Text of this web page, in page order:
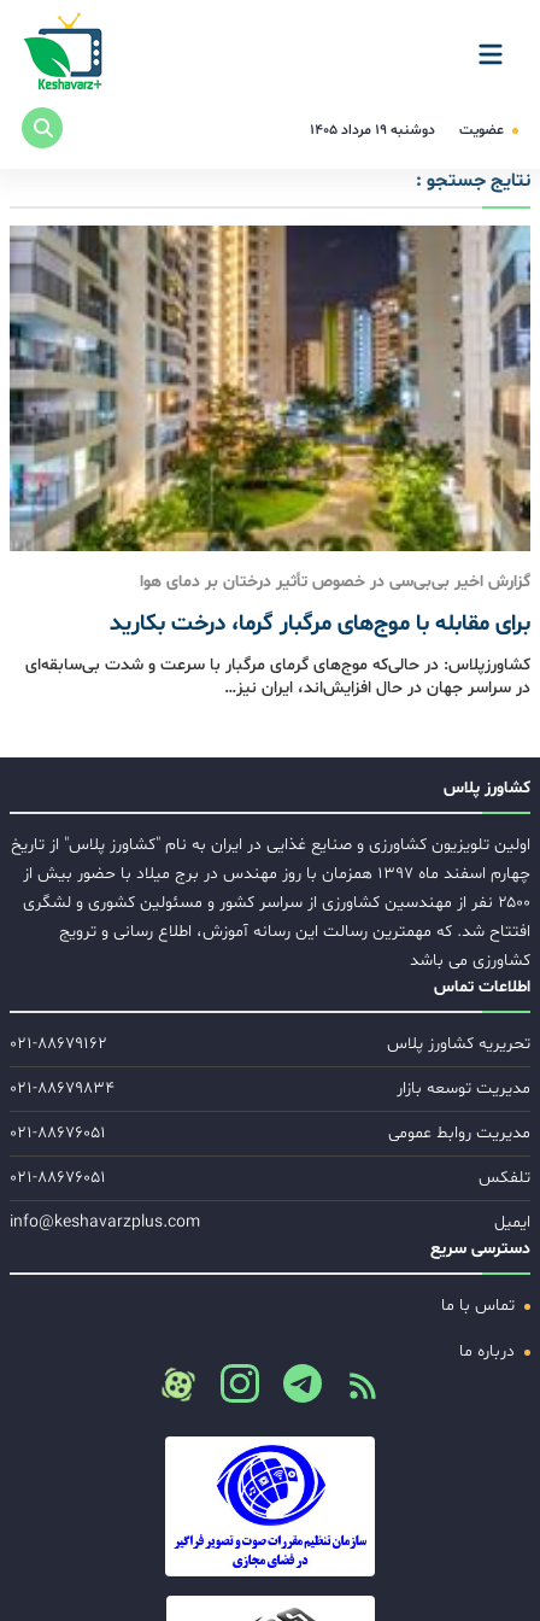
عضویت دوشنبه ۱۹ مرداد ۱۴۰۵
نتایج جستجو :
گزارش اخیر بی‌بی‌سی در خصوص تأثیر درختان بر دمای هوا
برای مقابله با موج‌های مرگبار گرما، درخت بکارید
کشاورزپلاس: در حالی‌که موج‌های گرمای مرگبار با سرعت و شدت بی‌سابقه‌ای
در سراسر جهان در حال افزایش‌اند، ایران نیز…
کشاورز پلاس
اولین تلویزیون کشاورزی و صنایع غذایی در ایران به نام "کشاورز پلاس" از تاریخ
چهارم اسفند ماه ۱۳۹۷ همزمان با روز مهندس در برج میلاد با حضور بیش از
۲۵۰۰ نفر از مهندسین کشاورزی از سراسر کشور و مسئولین کشوری و لشگری
افتتاح شد. که مهمترین رسالت این رسانه آموزش، اطلاع رسانی و ترویج
کشاورزی می باشد
اطلاعات تماس
تحریریه کشاورز پلاس
۰۲۱-۸۸۶۷۹۱۶۲
مدیریت توسعه بازار
۰۲۱-۸۸۶۷۹۸۳۴
مدیریت روابط عمومی
۰۲۱-۸۸۶۷۶۰۵۱
تلفکس
۰۲۱-۸۸۶۷۶۰۵۱
ایمیل
info@keshavarzplus.com
دسترسی سریع
تماس با ما
درباره ما